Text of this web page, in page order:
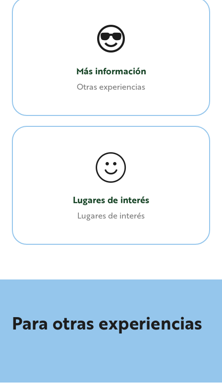
Más información
Otras experiencias
Lugares de interés
Lugares de interés
Para otras experiencias